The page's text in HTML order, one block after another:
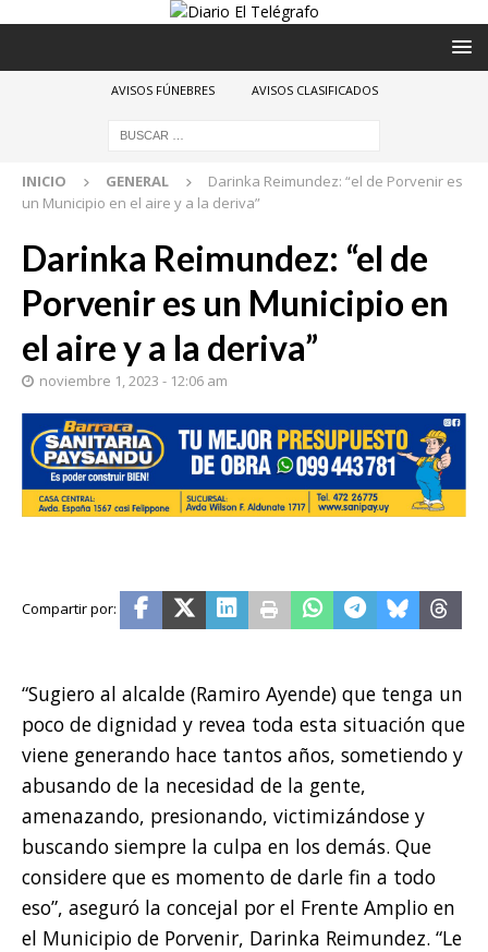
AVISOS FÚNEBRES AVISOS CLASIFICADOS
INICIO GENERAL
Darinka Reimundez: “el de Porvenir es
un Municipio en el aire y a la deriva”
Darinka Reimundez: “el de
Porvenir es un Municipio en
el aire y a la deriva”
noviembre 1, 2023 - 12:06 am
“Sugiero al alcalde (Ramiro Ayende) que tenga un
poco de dignidad y revea toda esta situación que
viene generando hace tantos años, sometiendo y
abusando de la necesidad de la gente,
amenazando, presionando, victimizándose y
buscando siempre la culpa en los demás. Que
considere que es momento de darle fin a todo
eso”, aseguró la concejal por el Frente Amplio en
el Municipio de Porvenir, Darinka Reimundez. “Le